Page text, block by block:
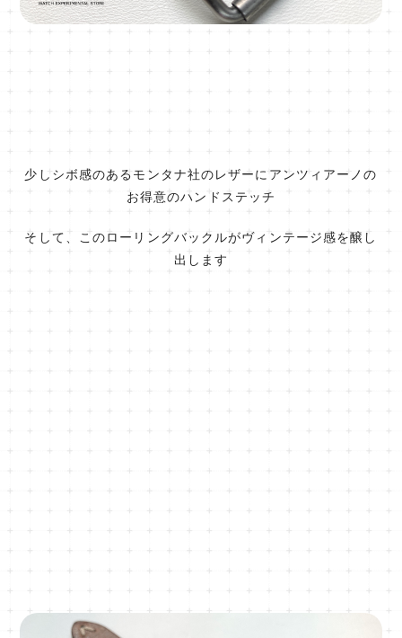
少しシボ感のあるモンタナ社のレザーにアンツィアーノの
お得意のハンドステッチ
そして、このローリングバックルがヴィンテージ感を醸し
出します